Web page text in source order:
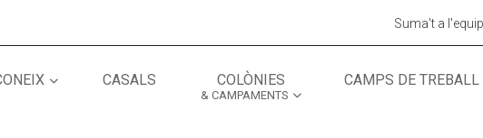
Suma't a l'equip
CASALS COLÒNIES
& CAMPAMENTS
CAMPS DE TREBALL
MÓN ESCOLAR